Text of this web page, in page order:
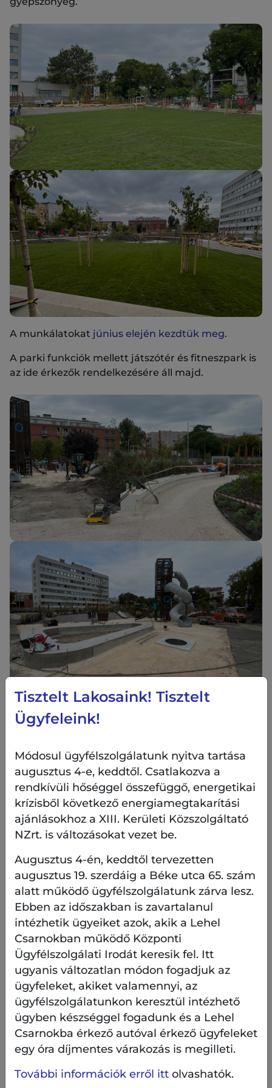
A munkálatokat június elején kezdtük meg.
A parki funkciók mellett játszótér és fitneszpark is
az ide érkezők rendelkezésére áll majd.
A pihenőhelyek kialakítása is szépen halad. Az
ágyásokba évelőket ültettünk. A területen a
A következő napokban a párafúvókák is
Tisztelt Lakosaink! Tisztelt
Ügyfeleink!
Módosul ügyfélszolgálatunk nyitva tartása
augusztus 4-e, keddtől. Csatlakozva a
rendkívüli hőséggel összefüggő, energetikai
krízisből következő energiamegtakarítási
ajánlásokhoz a XIII. Kerületi Közszolgáltató
NZrt. is változásokat vezet be.
Augusztus 4-én, keddtől tervezetten
augusztus 19. szerdáig a Béke utca 65. szám
alatt működő ügyfélszolgálatunk zárva lesz.
Ebben az időszakban is zavartalanul
intézhetik ügyeiket azok, akik a Lehel
Csarnokban működő Központi
Ügyfélszolgálati Irodát keresik fel. Itt
ugyanis változatlan módon fogadjuk az
ügyfeleket, akiket valamennyi, az
ügyfélszolgálatunkon keresztül intézhető
ügyben készséggel fogadunk és a Lehel
Csarnokba érkező autóval érkező ügyfeleket
egy óra díjmentes várakozás is megilleti.
További információk erről ittolvashatók.